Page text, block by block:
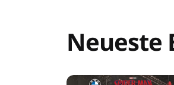
Neueste